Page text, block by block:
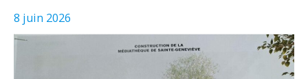
8 juin 2026